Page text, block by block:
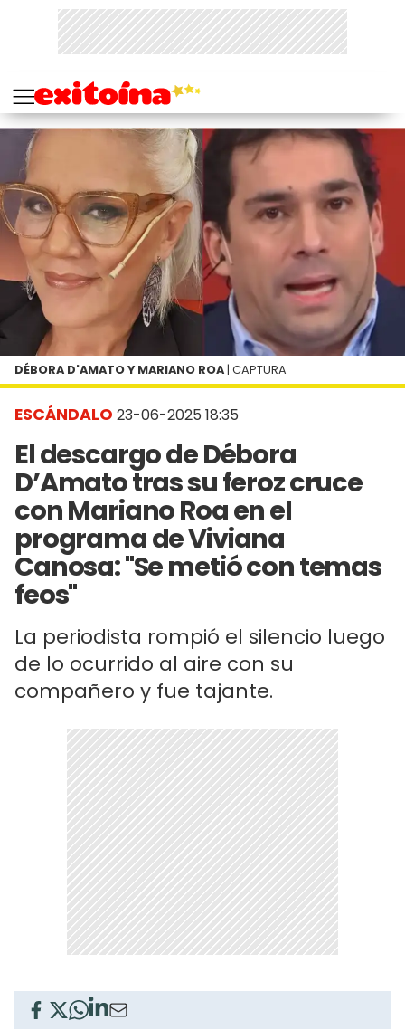
ESCÁNDALO 23-06-2025 18:35
El descargo de Débora
D’Amato tras su feroz cruce
con Mariano Roa en el
programa de Viviana
Canosa: "Se metió con temas
feos"
La periodista rompió el silencio luego
de lo ocurrido al aire con su
compañero y fue tajante.
DÉBORA D'AMATO Y MARIANO ROA | CAPTURA